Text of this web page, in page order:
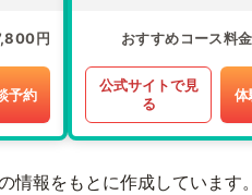
円
予約
おすすめコース料金
公式サイトで見
る
体
情報をもとに作成していま